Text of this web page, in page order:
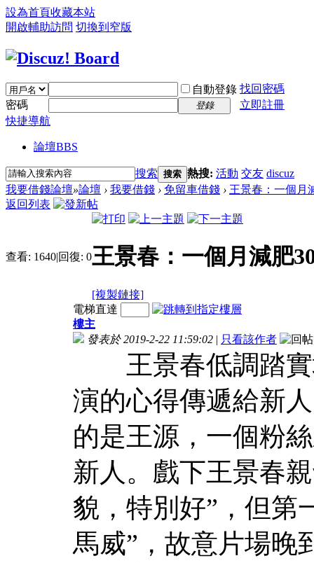
設為首頁收藏本站
開啟輔助訪問 切換到窄版
自動登錄 找回密碼
密碼
登錄
立即註冊
快捷導航
論壇BBS
搜索 搜索 熱搜: 活動 交友 discuz
我要借錢論壇»論壇 › 我要借錢 › 免留車借錢 › 王景春：一個月
返回列表
查看: 1640|回復: 0王景春：一個月減肥
[複製鏈接]
電梯直達
樓主
發表於 2019-2-22 11:59:02 | 只看該作者
王景春低調踏實
演的心得傳遞給新
的是王源，一個粉
新人。戲下王景春
貌，特別好”，但第
馬威”，故意片場晚